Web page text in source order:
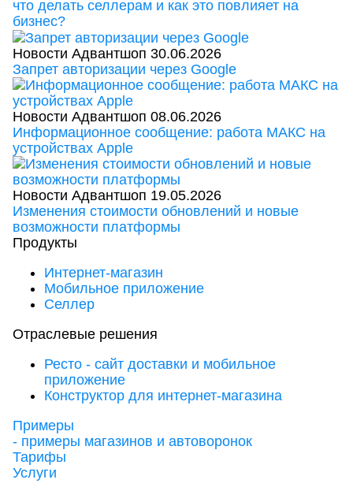
что делать селлерам и как это повлияет на
бизнес?
Новости Адвантшоп 30.06.2026
Запрет авторизации через Google
Новости Адвантшоп 08.06.2026
Информационное сообщение: работа МАКС на
устройствах Apple
Новости Адвантшоп 19.05.2026
Изменения стоимости обновлений и новые
возможности платформы
Продукты
Интернет-магазин
Мобильное приложение
Селлер
Отраслевые решения
Ресто - сайт доставки и мобильное
приложение
Конструктор для интернет-магазина
Примеры
- примеры магазинов и автоворонок
Тарифы
Услуги